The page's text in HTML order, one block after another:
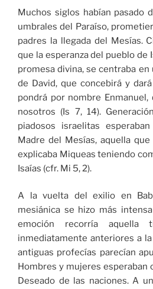
Muchos siglos habían pasado
umbrales del Paraíso,
padres la llegada del Mesías.
que la esperanza del pueblo de
promesa divina, se centraba en
de David, que concebirá y
pondrá por nombre
nosotros (Is 7, 14).
piadosos israelitas
Madre del Mesías, aquella
explicaba Miqueas teniendo
Isaías (cfr. Mi 5, 2).
A la vuelta del exilio en
mesiánica se hizo más
emoción recorría
inmediatamente anteriores a
antiguas profecías parecían
Hombres y mujeres esperaban
Deseado de las naciones. A